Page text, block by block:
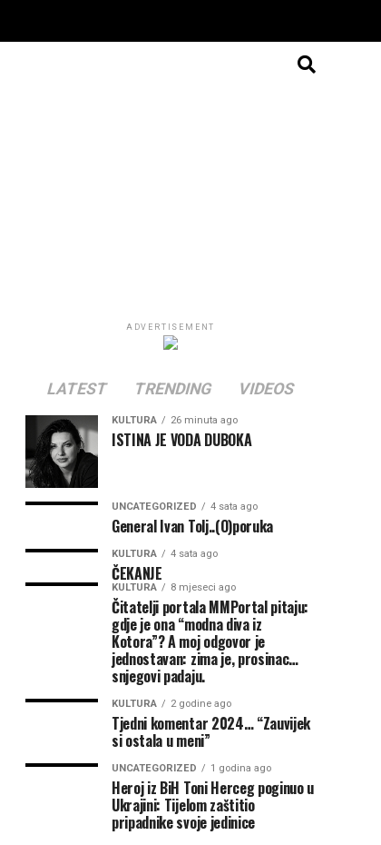
ADVERTISEMENT
LATEST TRENDING VIDEOS
KULTURA 26 minuta ago
ISTINA JE VODA DUBOKA
UNCATEGORIZED 4 sata ago
General Ivan Tolj..(O)poruka
KULTURA 4 sata ago
ČEKANJE
KULTURA 8 mjeseci ago
Čitatelji portala MMPortal pitaju:
gdje je ona “modna diva iz
Kotora”? A moj odgovor je
jednostavan: zima je, prosinac…
snjegovi padaju.
KULTURA 2 godine ago
Tjedni komentar 2024… “Zauvijek
si ostala u meni”
UNCATEGORIZED 1 godina ago
Heroj iz BiH Toni Herceg poginuo u
Ukrajini: Tijelom zaštitio
pripadnike svoje jedinice